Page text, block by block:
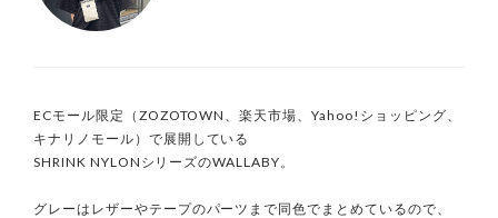
ECモール限定（ZOZOTOWN、楽天市場、Yahoo!ショッピング、
キナリノモール）で展開している
SHRINK NYLONシリーズのWALLABY。
グレーはレザーやテープのパーツまで同色でまとめているので、